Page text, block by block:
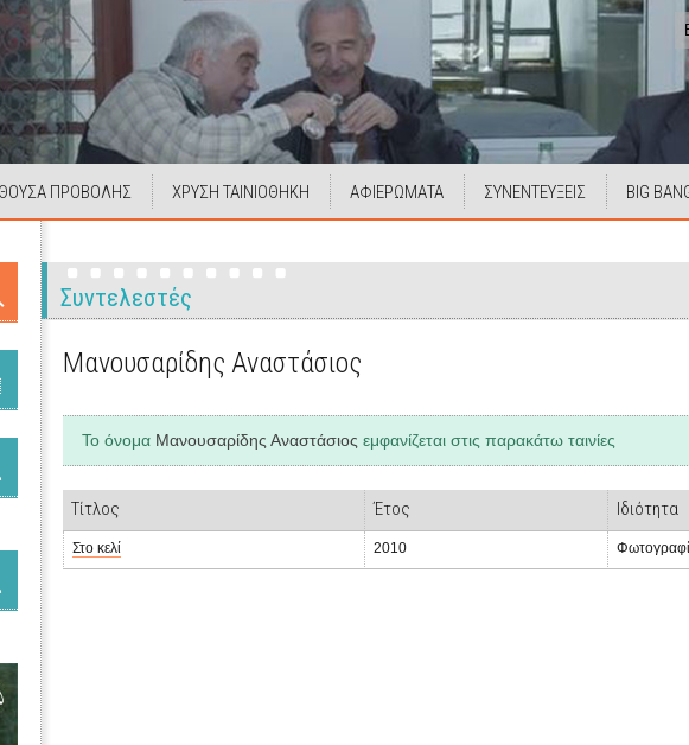
ΠΡΟΒΟΛΗΣ ΧΡΥΣΗ ΤΑΙΝΙΟΘΗΚΗ ΑΦΙΕΡΩΜΑΤΑ ΣΥΝΕΝΤΕΥΞΕΙΣ BIG
Συντελεστές
Μανουσαρίδης Αναστάσιος
Το όνομα Μανουσαρίδης Αναστάσιος εμφανίζεται στις παρακάτω ταινίες
Τίτλος Έτος Ιδιότητα
Στο κελί 2010